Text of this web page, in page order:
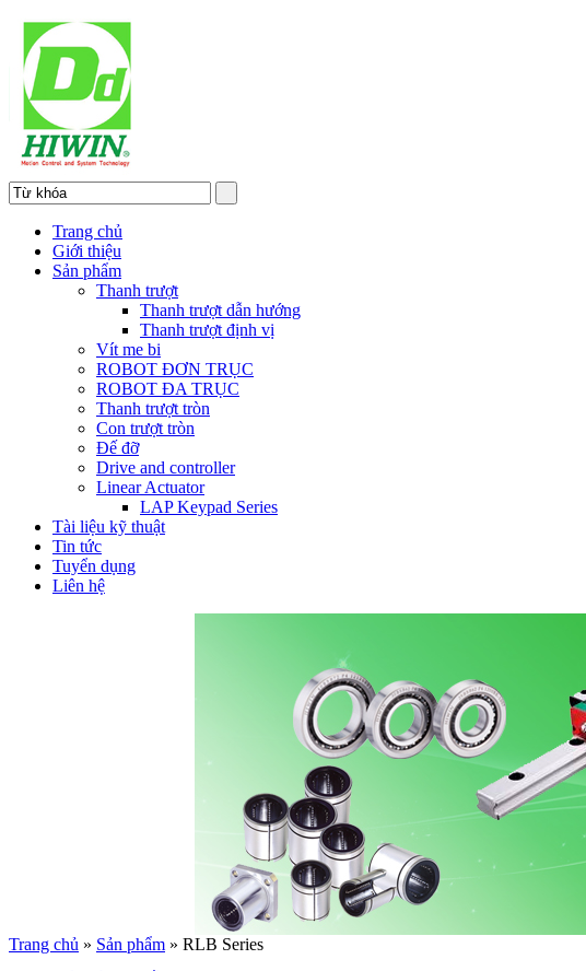
Trang chủ
Giới thiệu
Sản phẩm
Thanh trượt
Thanh trượt dẫn hướng
Thanh trượt định vị
Vít me bi
ROBOT ĐƠN TRỤC
ROBOT ĐA TRỤC
Thanh trượt tròn
Con trượt tròn
Đế đỡ
Drive and controller
Linear Actuator
LAP Keypad Series
Tài liệu kỹ thuật
Tin tức
Tuyển dụng
Liên hệ
Trang chủ » Sản phẩm » RLB Series